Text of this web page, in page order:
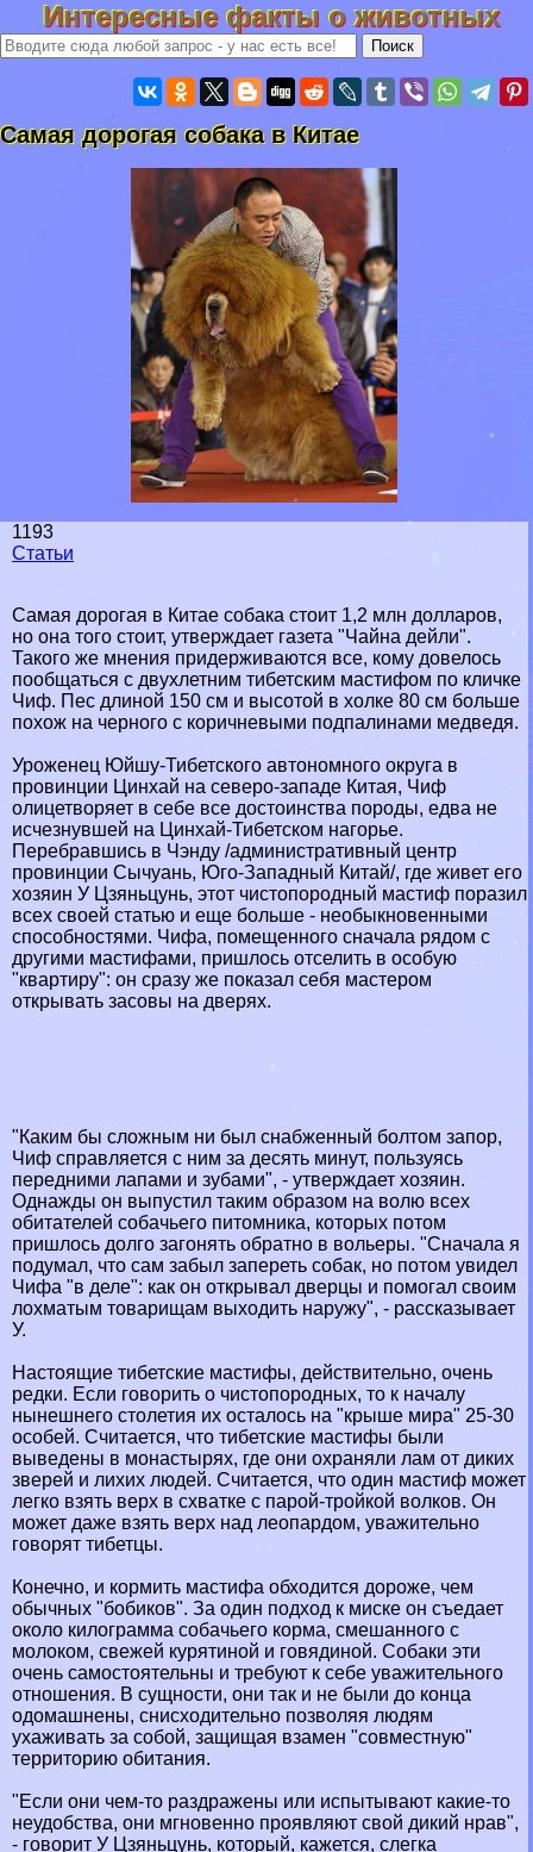
Интересные факты о животных
Самая дорогая собака в Китае
1193
Статьи
Самая дорогая в Китае собака стоит 1,2 млн долларов,
но она того стоит, утверждает газета "Чайна дейли".
Такого же мнения придерживаются все, кому довелось
пообщаться с двухлетним тибетским мастифом по кличке
Чиф. Пес длиной 150 см и высотой в холке 80 см больше
похож на черного с коричневыми подпалинами медведя.
Уроженец Юйшу-Тибетского автономного округа в
провинции Цинхай на северо-западе Китая, Чиф
олицетворяет в себе все достоинства породы, едва не
исчезнувшей на Цинхай-Тибетском нагорье.
Перебравшись в Чэнду /административный центр
провинции Сычуань, Юго-Западный Китай/, где живет его
хозяин У Цзяньцунь, этот чистопородный мастиф поразил
всех своей статью и еще больше - необыкновенными
способностями. Чифа, помещенного сначала рядом с
другими мастифами, пришлось отселить в особую
"квартиру": он сразу же показал себя мастером
открывать засовы на дверях.
"Каким бы сложным ни был снабженный болтом запор,
Чиф справляется с ним за десять минут, пользуясь
передними лапами и зубами", - утверждает хозяин.
Однажды он выпустил таким образом на волю всех
обитателей собачьего питомника, которых потом
пришлось долго загонять обратно в вольеры. "Сначала я
подумал, что сам забыл запереть собак, но потом увидел
Чифа "в деле": как он открывал дверцы и помогал своим
лохматым товарищам выходить наружу", - рассказывает
У.
Настоящие тибетские мастифы, действительно, очень
редки. Если говорить о чистопородных, то к началу
нынешнего столетия их осталось на "крыше мира" 25-30
особей. Считается, что тибетские мастифы были
выведены в монастырях, где они охраняли лам от диких
зверей и лихих людей. Считается, что один мастиф может
легко взять верх в схватке с парой-тройкой волков. Он
может даже взять верх над леопардом, уважительно
говорят тибетцы.
Конечно, и кормить мастифа обходится дороже, чем
обычных "бобиков". За один подход к миске он съедает
около килограмма собачьего корма, смешанного с
молоком, свежей курятиной и говядиной. Собаки эти
очень самостоятельны и требуют к себе уважительного
отношения. В сущности, они так и не были до конца
одомашнены, снисходительно позволяя людям
ухаживать за собой, защищая взамен "совместную"
территорию обитания.
"Если они чем-то раздражены или испытывают какие-то
неудобства, они мгновенно проявляют свой дикий нрав",
- говорит У Цзяньцунь, который, кажется, слегка